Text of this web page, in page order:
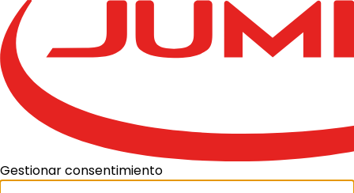
Gestionar consentimiento